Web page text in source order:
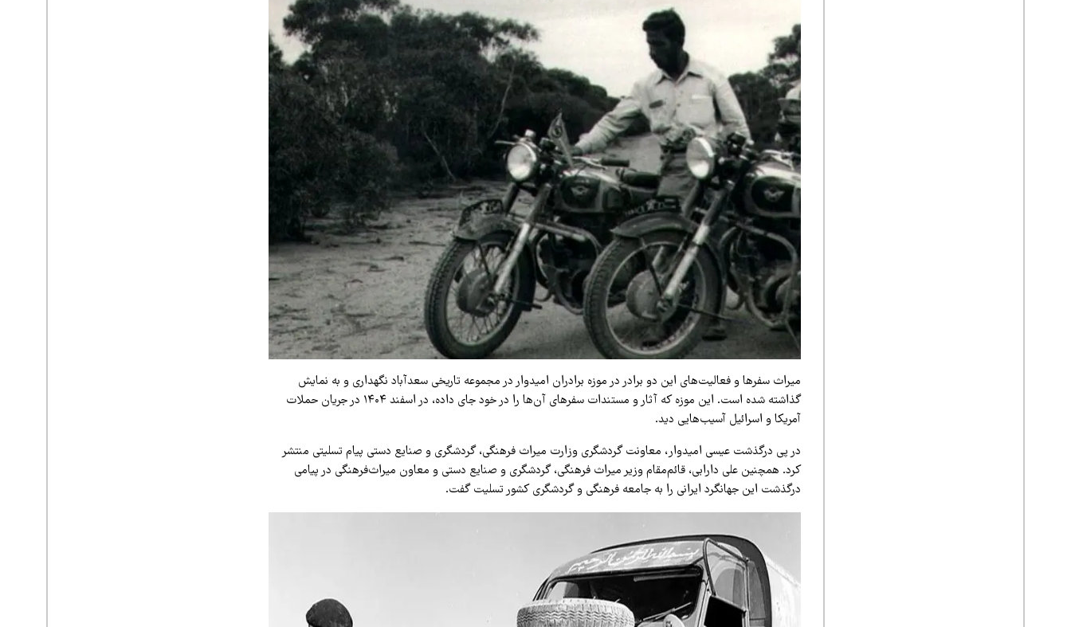
میراث سفرها و فعالیت‌های این دو برادر در موزه برادران امیدوار در مجموعه تاریخی سعدآباد نگهداری و به نمایش
گذاشته شده است. این موزه که آثار و مستندات سفرهای آن‌ها را در خود جای داده، در اسفند ۱۴۰۴ در جریان حملات
آمریکا و اسرائیل آسیب‌هایی دید.
در پی درگذشت عیسی امیدوار، معاونت گردشگری وزارت میراث فرهنگی، گردشگری و صنایع دستی پیام تسلیتی منتشر
کرد. همچنین علی دارابی، قائم‌مقام وزیر میراث فرهنگی، گردشگری و صنایع دستی و معاون میراث‌فرهنگی در پیامی
درگذشت این جهانگرد ایرانی را به جامعه فرهنگی و گردشگری کشور تسلیت گفت.